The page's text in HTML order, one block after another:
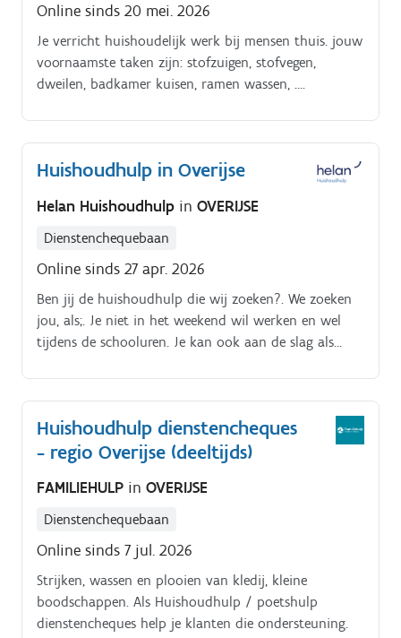
Online sinds 20 mei. 2026
Je verricht huishoudelijk werk bij mensen thuis. jouw
voornaamste taken zijn: stofzuigen, stofvegen,
dweilen, badkamer kuisen, ramen wassen, ….
Huishoudhulp in Overijse
Helan Huishoudhulp in OVERIJSE
Dienstenchequebaan
Online sinds 27 apr. 2026
Ben jij de huishoudhulp die wij zoeken?. We zoeken
jou, als;. Je niet in het weekend wil werken en wel
tijdens de schooluren. Je kan ook aan de slag als
schoonmaken!.
Huishoudhulp dienstencheques
- regio Overijse (deeltijds)
FAMILIEHULP in OVERIJSE
Dienstenchequebaan
Online sinds 7 jul. 2026
Strijken, wassen en plooien van kledij, kleine
boodschappen. Als Huishoudhulp / poetshulp
dienstencheques help je klanten die ondersteuning.